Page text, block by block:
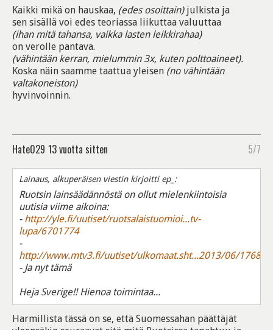
Kaikki mikä on hauskaa, (edes osoittain)julkista ja
sen sisällä voi edes teoriassa liikuttaa valuuttaa
(ihan mitä tahansa, vaikka lasten leikkirahaa)
on verolle pantava.
(vähintään kerran, mielummin 3x, kuten polttoaineet).
Koska näin saamme taattua yleisen (no vähintään
valtakoneiston)
hyvinvoinnin.
Hate029 13 vuotta sitten 5/7
Lainaus, alkuperäisen viestin kirjoitti ep_:
Ruotsin lainsäädännöstä on ollut mielenkiintoisia
uutisia viime aikoina:
- http://yle.fi/uutiset/ruotsalaistuomioi...tv-
lupa/6701774
-
http://www.mtv3.fi/uutiset/ulkomaat.sht...2013/06/
- Ja nyt tämä
Heja Sverige!! Hienoa toimintaa...
Harmillista tässä on se, että Suomessahan päättäjät